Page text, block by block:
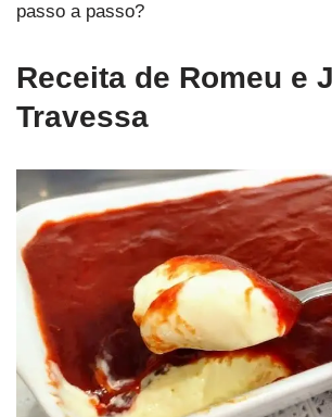
passo a passo?
Receita de Romeu e
Travessa